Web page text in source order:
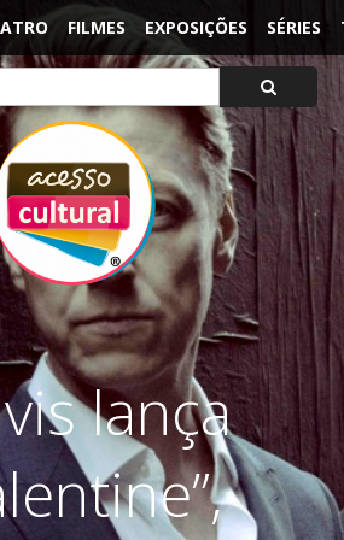
FILMES EXPOSIÇÕES SÉRIES
lança